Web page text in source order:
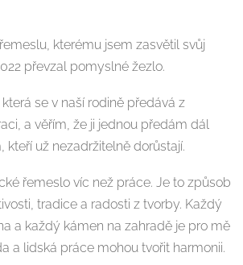
kterému jsem zasvětil svůj
převzal pomyslné žezlo.
se v naší rodině předává z
a věřím, že ji jednou předám dál
už nezadržitelně dorůstají.
řemeslo víc než práce. Je to způsob
tradice a radosti z tvorby. Každý
a každý kámen na zahradě je pro mě
a lidská práce mohou tvořit harmonii.